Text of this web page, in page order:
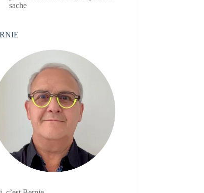
sache